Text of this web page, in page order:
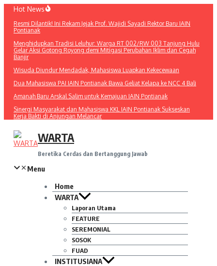
Lewati
konten
Hot News
Resmi Dilantik! Ini Rekam Jejak Prof. Wajidi Sayadi Rektor Baru IAIN
Pontianak
Menghidupkan Tradisi Leluhur: Warga RT 002/RW 003 Tanjung Hulu
Gelar Aksi Gotong Royong demi Mitigasi Perubahan Iklim dan Cegah
Banjir
Wisuda Diundur Mendadak, Mahasiswa Luapkan Kekecewaan
Dua Mahasiswa PAI IAIN Pontianak Bawa Geliat Kelapa ke NCC 4 Bali
Amanah Baru Arskal Salim untuk Kemajuan IAIN Pontianak
Sinergi Masyarakat dan Mahasiswa KKL IAIN Pontianak Sukseskan
Kerja Bakti di Anjungan Melancar
WARTA
Beretika Cerdas dan Bertanggung Jawab
Menu
Home
WARTA
Laporan Utama
FEATURE
SEREMONIAL
SOSOK
FUAD
INSTITUSIANA